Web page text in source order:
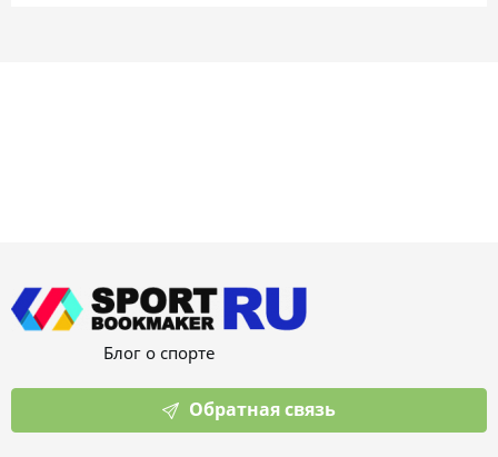
Блог о спорте
Обратная связь